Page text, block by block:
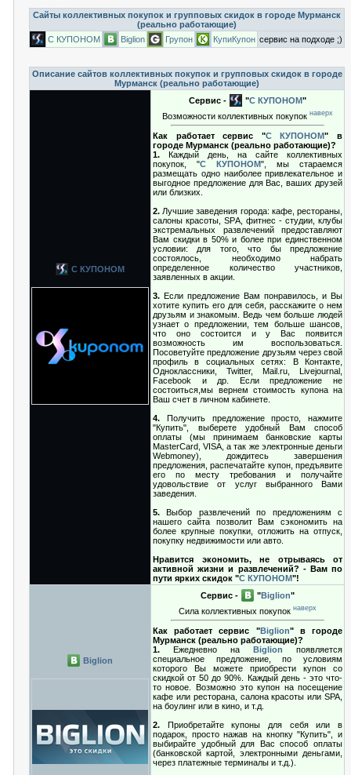
Сайты коллективных покупок и групповых скидок в городе Мурманск
(реально работающие)
С КУПОНОМ
Biglion Групон КупиКупон сервис на подходе ;)
Описание сайтов коллективных покупок и групповых скидок в городе
Мурманск (реально работающие)
С КУПОНОМ
Сервис - "С КУПОНОМ"
Возможности коллективных покупок наверх
Как работает сервис "С КУПОНОМ" в
городе Мурманск (реально работающие)?
1. Каждый день, на сайте коллективных
покупок, "С КУПОНОМ", мы стараемся
размещать одно наиболее привлекательное и
выгодное предложение для Вас, ваших друзей
или близких.
2. Лучшие заведения города: кафе, рестораны,
салоны красоты, SРA, фитнес - студии, клубы
экстремальных развлечений предоставляют
Вам скидки в 50% и более при единственном
условии: для того, что бы предложение
состоялось, необходимо набрать
определенное количество участников,
заявленных в акции.
3. Если предложение Вам понравилось, и Вы
хотите купить его для себя, расскажите о нем
друзьям и знакомым. Ведь чем больше людей
узнает о предложении, тем больше шансов,
что оно состоится и у Вас появится
возможность им воспользоваться.
Посоветуйте предложение друзьям через свой
профиль в социальных сетях: В Контакте,
Одноклассники, Twitter, Mail.ru, Livejournal,
Facebook и др. Если предложение не
состоиться,мы вернем стоимость купона на
Ваш счет в личном кабинете.
4. Получить предложение просто, нажмите
"Купить", выберете удобный Вам способ
оплаты (мы принимаем банковские карты
MasterCard, VISA, а так же электронные деньги
Webmoney), дождитесь завершения
предложения, распечатайте купон, предъявите
его по месту требования и получайте
удовольствие от услуг выбранного Вами
заведения.
5. Выбор развлечений по предложениям с
нашего сайта позволит Вам сэкономить на
более крупные покупки, отложить на отпуск,
покупку недвижимости или авто.
Нравится экономить, не отрываясь от
активной жизни и развлечений? - Вам по
пути ярких скидок "С КУПОНОМ"!
Biglion
Сервис - "Biglion"
Сила коллективных покупок наверх
Как работает сервис "Biglion" в городе
Мурманск (реально работающие)?
1. Ежедневно на Biglion появляется
специальное предложение, по условиям
которого Вы можете приобрести купон со
скидкой от 50 до 90%. Каждый день - это что-
то новое. Возможно это купон на посещение
кафе или ресторана, салона красоты или SPA,
на боулинг или в кино, и т.д.
2. Приобретайте купоны для себя или в
подарок, просто нажав на кнопку "Купить", и
выбирайте удобный для Вас способ оплаты
(банковской картой, электронными деньгами,
через платежные терминалы и т.д.).